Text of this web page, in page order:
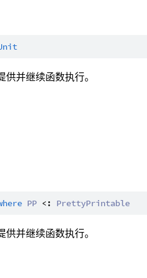
并继续函数执行。
PP <: PrettyPrintable
并继续函数执行。